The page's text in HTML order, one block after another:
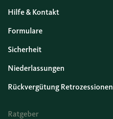
Hilfe & Kontakt
Formulare
Sicherheit
Niederlassungen
Rückvergütung Retrozessionen
Ratgeber